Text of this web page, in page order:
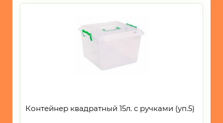
Контейнер квадратный 15л. с ручками (уп.5)